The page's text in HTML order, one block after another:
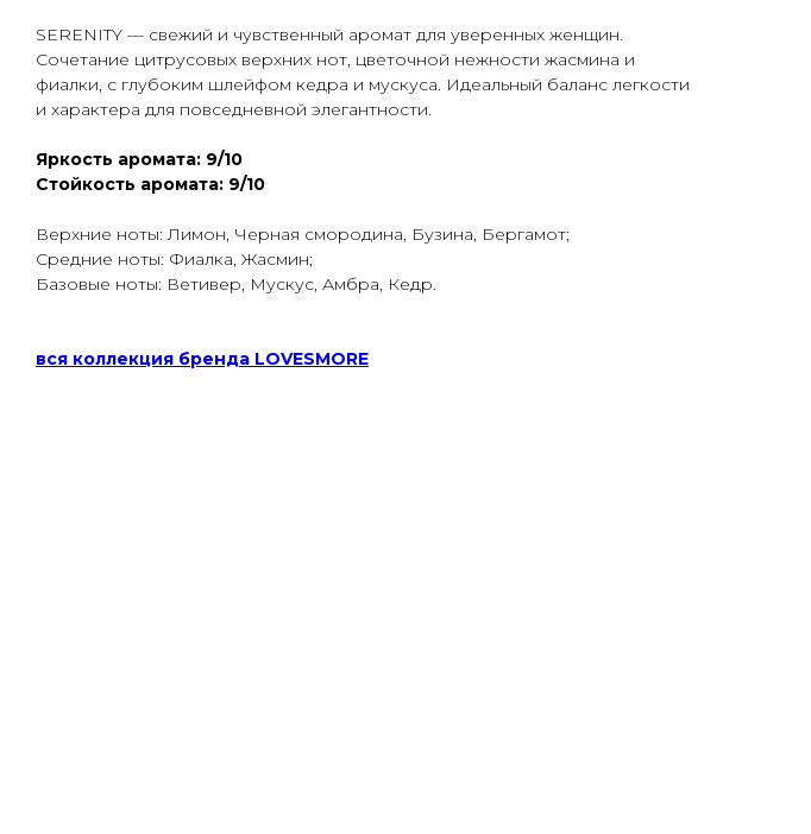
SERENITY — свежий и чувственный аромат для уверенных женщин.
Сочетание цитрусовых верхних нот, цветочной нежности жасмина и
фиалки, с глубоким шлейфом кедра и мускуса. Идеальный баланс легкости
и характера для повседневной элегантности.
Яркость аромата: 9/10
Стойкость аромата: 9/10
Верхние ноты: Лимон, Черная смородина, Бузина, Бергамот;
Средние ноты: Фиалка, Жасмин;
Базовые ноты: Ветивер, Мускус, Амбра, Кедр.
вся коллекция бренда LOVESMORE